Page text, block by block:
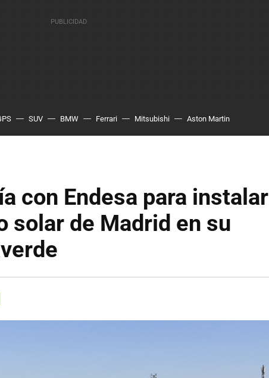
SUV BMW Ferrari Mitsubishi Aston Martin
con Endesa para instalar
solar de Madrid en su